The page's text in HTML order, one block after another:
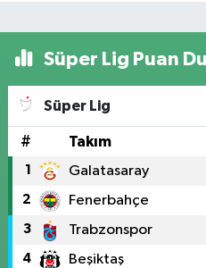
Süper Lig Puan
Süper Lig
# Takım
1 Galatasaray
2 Fenerbahçe
3 Trabzonspor
4 Beşiktaş